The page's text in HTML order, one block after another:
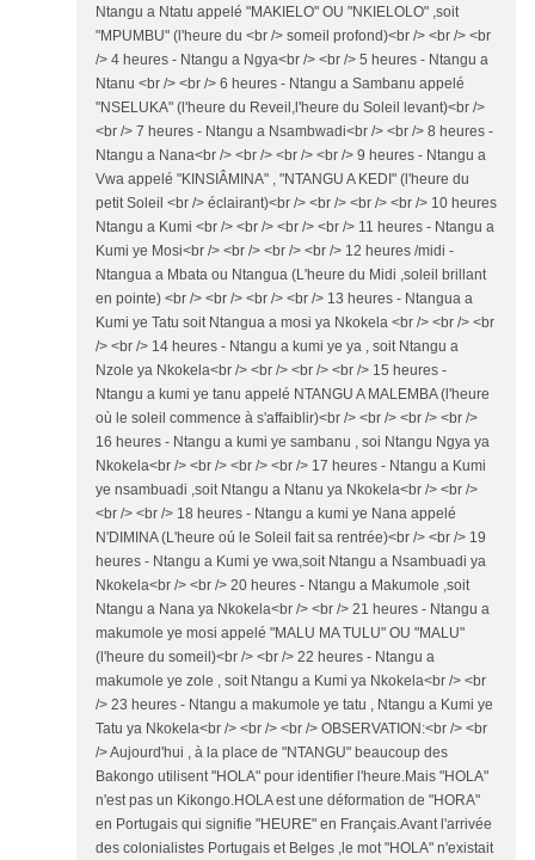
Ntangu a Ntatu appelé "MAKIELO" OU "NKIELOLO" ,soit
"MPUMBU" (l'heure du <br /> someil profond)<br /> <br /> <br
/> 4 heures - Ntangu a Ngya<br /> <br /> 5 heures - Ntangu a
Ntanu <br /> <br /> 6 heures - Ntangu a Sambanu appelé
"NSELUKA" (l'heure du Reveil,l'heure du Soleil levant)<br />
<br /> 7 heures - Ntangu a Nsambwadi<br /> <br /> 8 heures -
Ntangu a Nana<br /> <br /> <br /> <br /> 9 heures - Ntangu a
Vwa appelé "KINSIÂMINA" , "NTANGU A KEDI" (l'heure du
petit Soleil <br /> éclairant)<br /> <br /> <br /> <br /> 10 heures
Ntangu a Kumi <br /> <br /> <br /> <br /> 11 heures - Ntangu a
Kumi ye Mosi<br /> <br /> <br /> <br /> 12 heures /midi -
Ntangua a Mbata ou Ntangua (L'heure du Midi ,soleil brillant
en pointe) <br /> <br /> <br /> <br /> 13 heures - Ntangua a
Kumi ye Tatu soit Ntangua a mosi ya Nkokela <br /> <br /> <br
/> <br /> 14 heures - Ntangu a kumi ye ya , soit Ntangu a
Nzole ya Nkokela<br /> <br /> <br /> <br /> 15 heures -
Ntangu a kumi ye tanu appelé NTANGU A MALEMBA (l'heure
où le soleil commence à s'affaiblir)<br /> <br /> <br /> <br />
16 heures - Ntangu a kumi ye sambanu , soi Ntangu Ngya ya
Nkokela<br /> <br /> <br /> <br /> 17 heures - Ntangu a Kumi
ye nsambuadi ,soit Ntangu a Ntanu ya Nkokela<br /> <br />
<br /> <br /> 18 heures - Ntangu a kumi ye Nana appelé
N'DIMINA (L'heure oú le Soleil fait sa rentrée)<br /> <br /> 19
heures - Ntangu a Kumi ye vwa,soit Ntangu a Nsambuadi ya
Nkokela<br /> <br /> 20 heures - Ntangu a Makumole ,soit
Ntangu a Nana ya Nkokela<br /> <br /> 21 heures - Ntangu a
makumole ye mosi appelé "MALU MA TULU" OU "MALU"
(l'heure du someil)<br /> <br /> 22 heures - Ntangu a
makumole ye zole , soit Ntangu a Kumi ya Nkokela<br /> <br
/> 23 heures - Ntangu a makumole ye tatu , Ntangu a Kumi ye
Tatu ya Nkokela<br /> <br /> <br /> OBSERVATION:<br /> <br
/> Aujourd'hui , à la place de "NTANGU" beaucoup des
Bakongo utilisent "HOLA" pour identifier l'heure.Mais "HOLA"
n'est pas un Kikongo.HOLA est une déformation de "HORA"
en Portugais qui signifie "HEURE" en Français.Avant l'arrivée
des colonialistes Portugais et Belges ,le mot "HOLA" n'existait